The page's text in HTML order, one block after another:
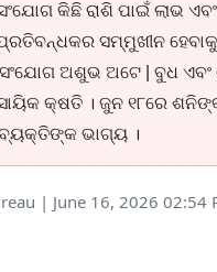
କିଛି ରାଶି ପାଇଁ ଲାଭ
ସମ୍ମୁଖୀନ ହେବାକୁ
ଅଶୁଭ ଅଟେ | ବୁଧ
କ୍ଷତି । ଜୁନ ୧୮ରେ
ଭାଗ୍ୟ ।
| June 16, 2026 02:54